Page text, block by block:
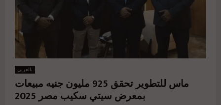
بالعربي
ماس للتطوير تحقق 925 مليون جنيه مبيعات
بمعرض سيتي سكيب مصر 2025